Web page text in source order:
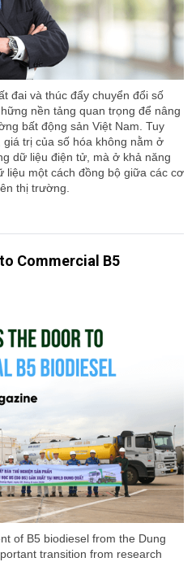
đai và thúc đẩy chuyển đổi số
nền tảng quan trọng để nâng
bất động sản Việt Nam. Tuy
trị của số hóa không nằm ở
dữ liệu điện tử, mà ở khả năng
liệu một cách đồng bộ giữa các cơ
thị trường.
Commercial B5
of B5 biodiesel from the Dung
transition from research